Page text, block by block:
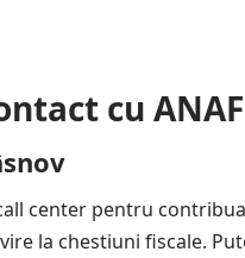
cu ANAF
center pentru
la chestiuni fiscale.